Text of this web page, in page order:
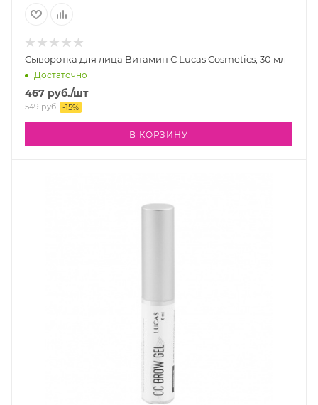
Сыворотка для лица Витамин С Lucas Cosmetics, 30 мл
Достаточно
467 руб./шт
549руб. -15%
В КОРЗИНУ